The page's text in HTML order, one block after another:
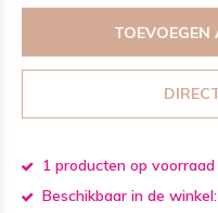
1 producten op voorraad
Beschikbaar in de winkel: